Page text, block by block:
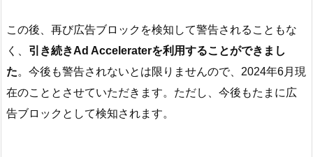
この後、再び広告ブロックを検知して警告されることもな
く、 引き続きAd Acceleraterを利用することができまし
た。今後も警告されないとは限りませんので、2024年6月現
在のこととさせていただきます。ただし、今後もたまに広
告ブロックとして検知されます。